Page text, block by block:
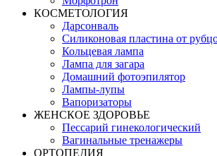
КОСМЕТОЛОГИЯ
Дарсонваль
Силиконовая пластина от
Кольцевая лампа
Лампа для загара
Домашний фотоэпилятор
Лампы-лупы
Вапоризаторы
ЖЕНСКОЕ ЗДОРОВЬЕ
Пессарий гинекологический
Вагинальные тренажеры
ОРТОПЕДИЯ